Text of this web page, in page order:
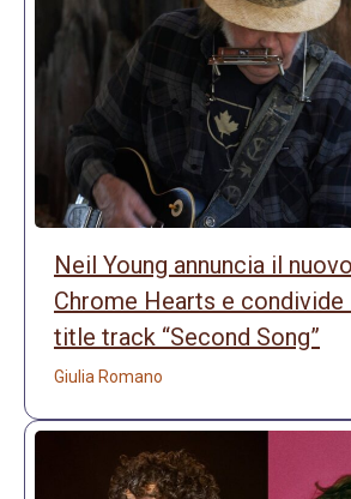
Neil Young annuncia il
Chrome Hearts e condivide
title track “Second Song”
Giulia Romano